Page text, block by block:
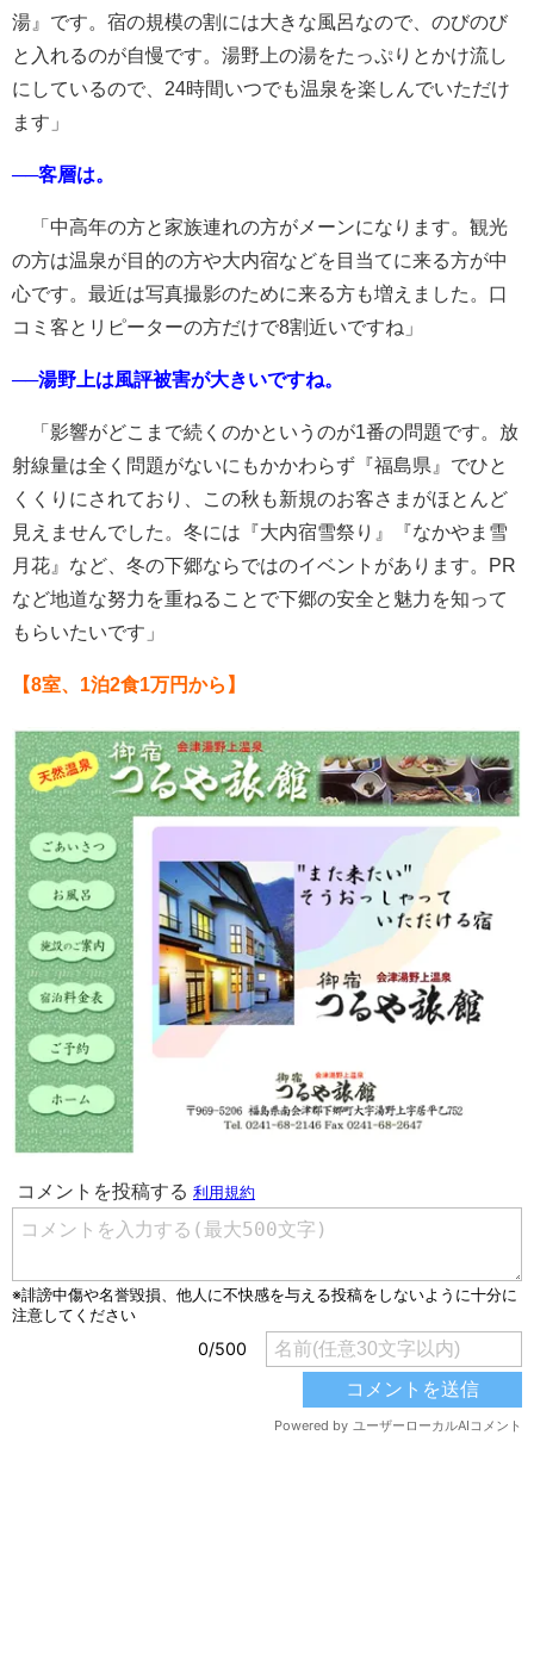
湯』です。宿の規模の割には大きな風呂なので、のびのび
と入れるのが自慢です。湯野上の湯をたっぷりとかけ流し
にしているので、24時間いつでも温泉を楽しんでいただけ
ます」
──客層は。
「中高年の方と家族連れの方がメーンになります。観光
の方は温泉が目的の方や大内宿などを目当てに来る方が中
心です。最近は写真撮影のために来る方も増えました。口
コミ客とリピーターの方だけで8割近いですね」
──湯野上は風評被害が大きいですね。
「影響がどこまで続くのかというのが1番の問題です。放
射線量は全く問題がないにもかかわらず『福島県』でひと
くくりにされており、この秋も新規のお客さまがほとんど
見えませんでした。冬には『大内宿雪祭り』『なかやま雪
月花』など、冬の下郷ならではのイベントがあります。PR
など地道な努力を重ねることで下郷の安全と魅力を知って
もらいたいです」
【8室、1泊2食1万円から】